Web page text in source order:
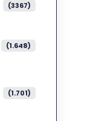
(3367)
(1.648)
(1.701)